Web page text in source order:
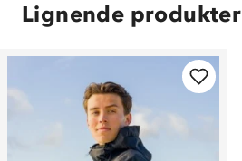
Lignende produkter